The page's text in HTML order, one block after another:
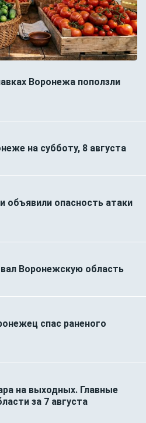
Воронежа поползли
на субботу, 8 августа
объявили опасность атаки
Воронежскую область
спас раненого
на выходных. Главные
за 7 августа